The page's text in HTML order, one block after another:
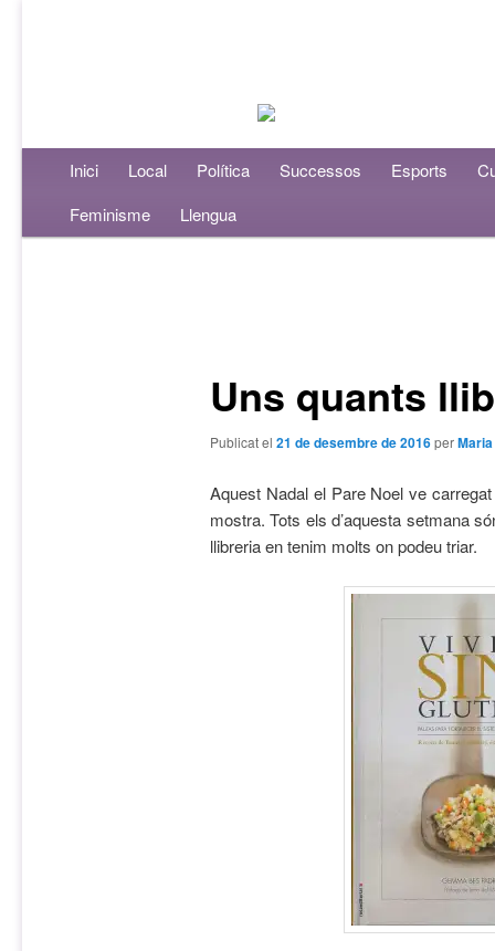
Menú principalAneu al contingut principal
Aneu al contingut secundari
Inici Local Política Successos Esports
Feminisme
Llengua
Uns quants
Publicat el 21 de desembre de 2016per
Aquest Nadal el Pare Noel ve
mostra. Tots els d’aquesta setmana
llibreria en tenim molts on podeu triar.